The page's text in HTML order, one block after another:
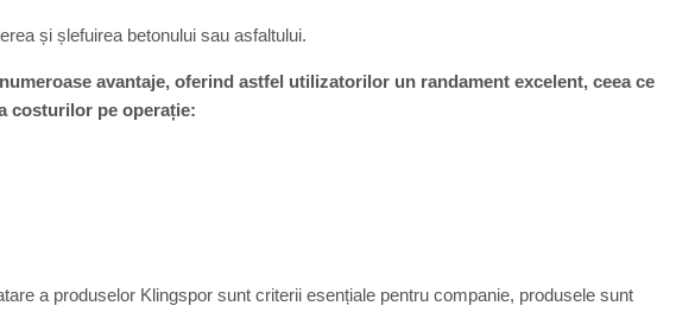
și șlefuirea betonului sau asfaltului.
avantaje, oferind astfel utilizatorilor un randament excelent, ceea ce
costurilor pe operație:
a produselor Klingspor sunt criterii esențiale pentru companie, produsele sunt